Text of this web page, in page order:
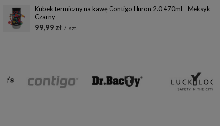
Kubek termiczny na kawę Contigo Huron 2.0 470ml - Meksyk -
Czarny
99,99 zł / szt.